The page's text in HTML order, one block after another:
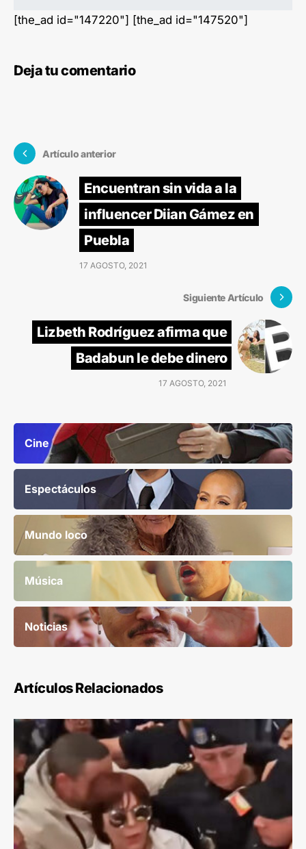
[the_ad id="147220"] [the_ad id="147520"]
Deja tu comentario
Artículo anterior
Encuentran sin vida a la
influencer Diian Gámez en
Puebla
17 AGOSTO, 2021
Siguiente Artículo
Lizbeth Rodríguez afirma que
Badabun le debe dinero
17 AGOSTO, 2021
Cine
Espectáculos
Mundo loco
Música
Noticias
Artículos Relacionados